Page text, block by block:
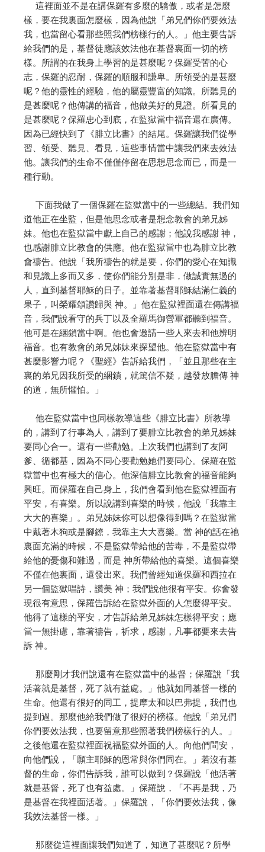
這裡面並不是在講保羅有多麼的驕傲，或者是怎麼
樣，要在我裏面怎麼樣，因為他說「弟兄們你們要效法
我，也當留心看那些照我們榜樣行的人。」他主要告訴
給我們的是，基督徒應該效法他在基督裏面一切的榜
樣。所謂的在我身上學習的是甚麼呢？保羅受苦的心
志，保羅的忍耐，保羅的順服和謙卑。所領受的是甚麼
呢？他的靈性的經驗，他的屬靈豐富的知識。所聽見的
是甚麼呢？他傳講的福音，他做美好的見證。所看見的
是甚麼呢？保羅忠心到底，在監獄當中福音還在廣傳。
因為已經快到了《腓立比書》的結尾。保羅讓我們從學
習、領受、聽見、看見，這些事情當中讓我們來去效法
他。讓我們的生命不僅僅停留在思想思念而已，而是一
種行動。
下面我做了一個保羅在監獄當中的一些總結。我們知
道他正在坐監，但是他思念或者是想念教會的弟兄姊
妹。他也在監獄當中獻上自己的感謝；他說我感謝 神，
也感謝腓立比教會的供應。他在監獄當中也為腓立比教
會禱告。他說「我所禱告的就是要，你們的愛心在知識
和見識上多而又多，使你們能分別是非，做誠實無過的
人，直到基督耶穌的日子。並靠著基督耶穌結滿仁義的
果子，叫榮耀頌讚歸與 神。」他在監獄裡面還在傳講福
音，我們說看守的兵丁以及全羅馬御營軍都聽到福音。
他可是在綑鎖當中啊。他也會邀請一些人來去和他辨明
福音。也有教會的弟兄姊妹來探望他。他在監獄當中有
甚麼影響力呢？《聖經》告訴給我們，「並且那些在主
裏的弟兄因我所受的綑鎖，就篤信不疑，越發放膽傳 神
的道，無所懼怕。」
他在監獄當中也同樣教導這些《腓立比書》所教導
的，講到了行事為人，講到了要腓立比教會的弟兄姊妹
要同心合一。還有一些勸勉。上次我們也講到了友阿
爹、循都基，因為不同心要勸勉她們要同心。保羅在監
獄當中也有極大的信心。他深信腓立比教會的福音能夠
興旺。而保羅在自己身上，我們會看到他在監獄裡面有
平安，有喜樂。所以說講到喜樂的時候，他說「我靠主
大大的喜樂」。弟兄姊妹你可以想像得到嗎？在監獄當
中戴著木狗或是腳鐐，我靠主大大喜樂。當 神的話在祂
裏面充滿的時候，不是監獄帶給他的苦毒，不是監獄帶
給他的憂傷和難過，而是 神所帶給他的喜樂。這個喜樂
不僅在他裏面，還發出來。我們曾經知道保羅和西拉在
另一個監獄唱詩，讚美 神；我們說他很有平安。你會發
現很有意思，保羅告訴給在監獄外面的人怎麼得平安。
他得了這樣的平安，才告訴給弟兄姊妹怎樣得平安；應
當一無掛慮，靠著禱告，祈求，感謝，凡事都要來去告
訴 神。
那麼剛才我們說還有在監獄當中的基督；保羅說「我
活著就是基督，死了就有益處。」他就如同基督一樣的
生命。他還有很好的同工，提摩太和以巴弗提，我們也
提到過。那麼他給我們做了很好的榜樣。他說「弟兄們
你們要效法我，也要留意那些照著我們榜樣行的人。」
之後他還在監獄裡面祝福監獄外面的人。向他們問安，
向他們說，「願主耶穌的恩常與你們同在。」若沒有基
督的生命，你們告訴我，誰可以做到？保羅說「他活著
就是基督，死了也有益處。」保羅說，「不再是我，乃
是基督在我裡面活著。」保羅說，「你們要效法我，像
我效法基督一樣。」
那麼從這裡面讓我們知道了，知道了甚麼呢？所學